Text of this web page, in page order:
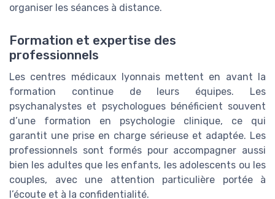
organiser les séances à distance.
Formation et expertise des
professionnels
Les centres médicaux lyonnais mettent en avant la
formation continue de leurs équipes. Les
psychanalystes et psychologues bénéficient souvent
d’une formation en psychologie clinique, ce qui
garantit une prise en charge sérieuse et adaptée. Les
professionnels sont formés pour accompagner aussi
bien les adultes que les enfants, les adolescents ou les
couples, avec une attention particulière portée à
l’écoute et à la confidentialité.